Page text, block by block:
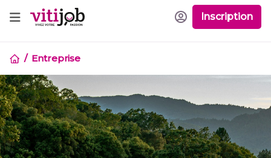
Inscription
Entreprise